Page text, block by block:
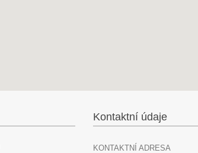
Kontaktní údaje
KONTAKTNÍ ADRESA